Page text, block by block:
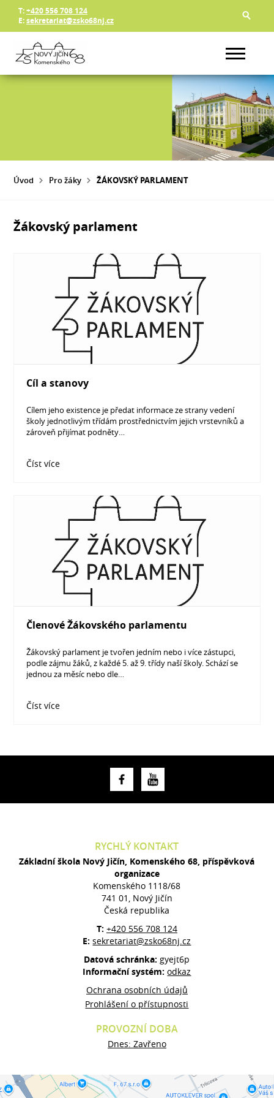
T:+420 556 708 124
E:sekretariat@zsko68nj.cz
Úvod Pro žáky ŽÁKOVSKÝ PARLAMENT
Žákovský parlament
Cíl a stanovy
Cílem jeho existence je předat informace ze strany vedení
školy jednotlivým třídám prostřednictvím jejich vrstevníků a
zároveň přijímat podněty…
Číst více
Členové Žákovského parlamentu
Žákovský parlament je tvořen jedním nebo i více zástupci,
podle zájmu žáků, z každé 5. až 9. třídy naší školy. Schází se
jednou za měsíc nebo dle…
Číst více
RYCHLÝ KONTAKT
Základní škola Nový Jičín, Komenského 68, příspěvková
organizace
Komenského 1118/68
741 01, Nový Jičín
Česká republika
T: +420 556 708 124
E:sekretariat@zsko68nj.cz
Datová schránka:gyejt6p
Informační systém:odkaz
Ochrana osobních údajů
Prohlášení o přístupnosti
PROVOZNÍ DOBA
Dnes: Zavřeno